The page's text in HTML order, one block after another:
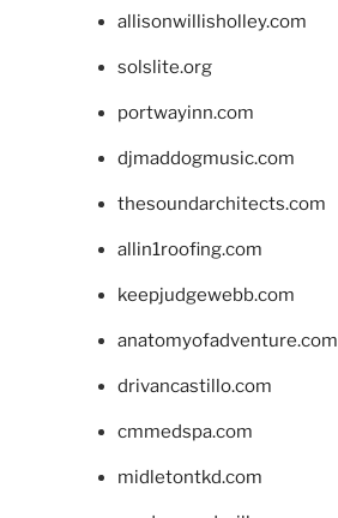
allisonwillisholley.com
solslite.org
portwayinn.com
djmaddogmusic.com
thesoundarchitects.com
allin1roofing.com
keepjudgewebb.com
anatomyofadventure.com
drivancastillo.com
cmmedspa.com
midletontkd.com